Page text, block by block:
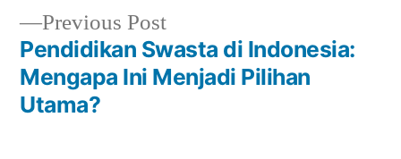
Previous PostPrevious
post:
Pendidikan Swasta di Indonesia:
Mengapa Ini Menjadi Pilihan
Utama?